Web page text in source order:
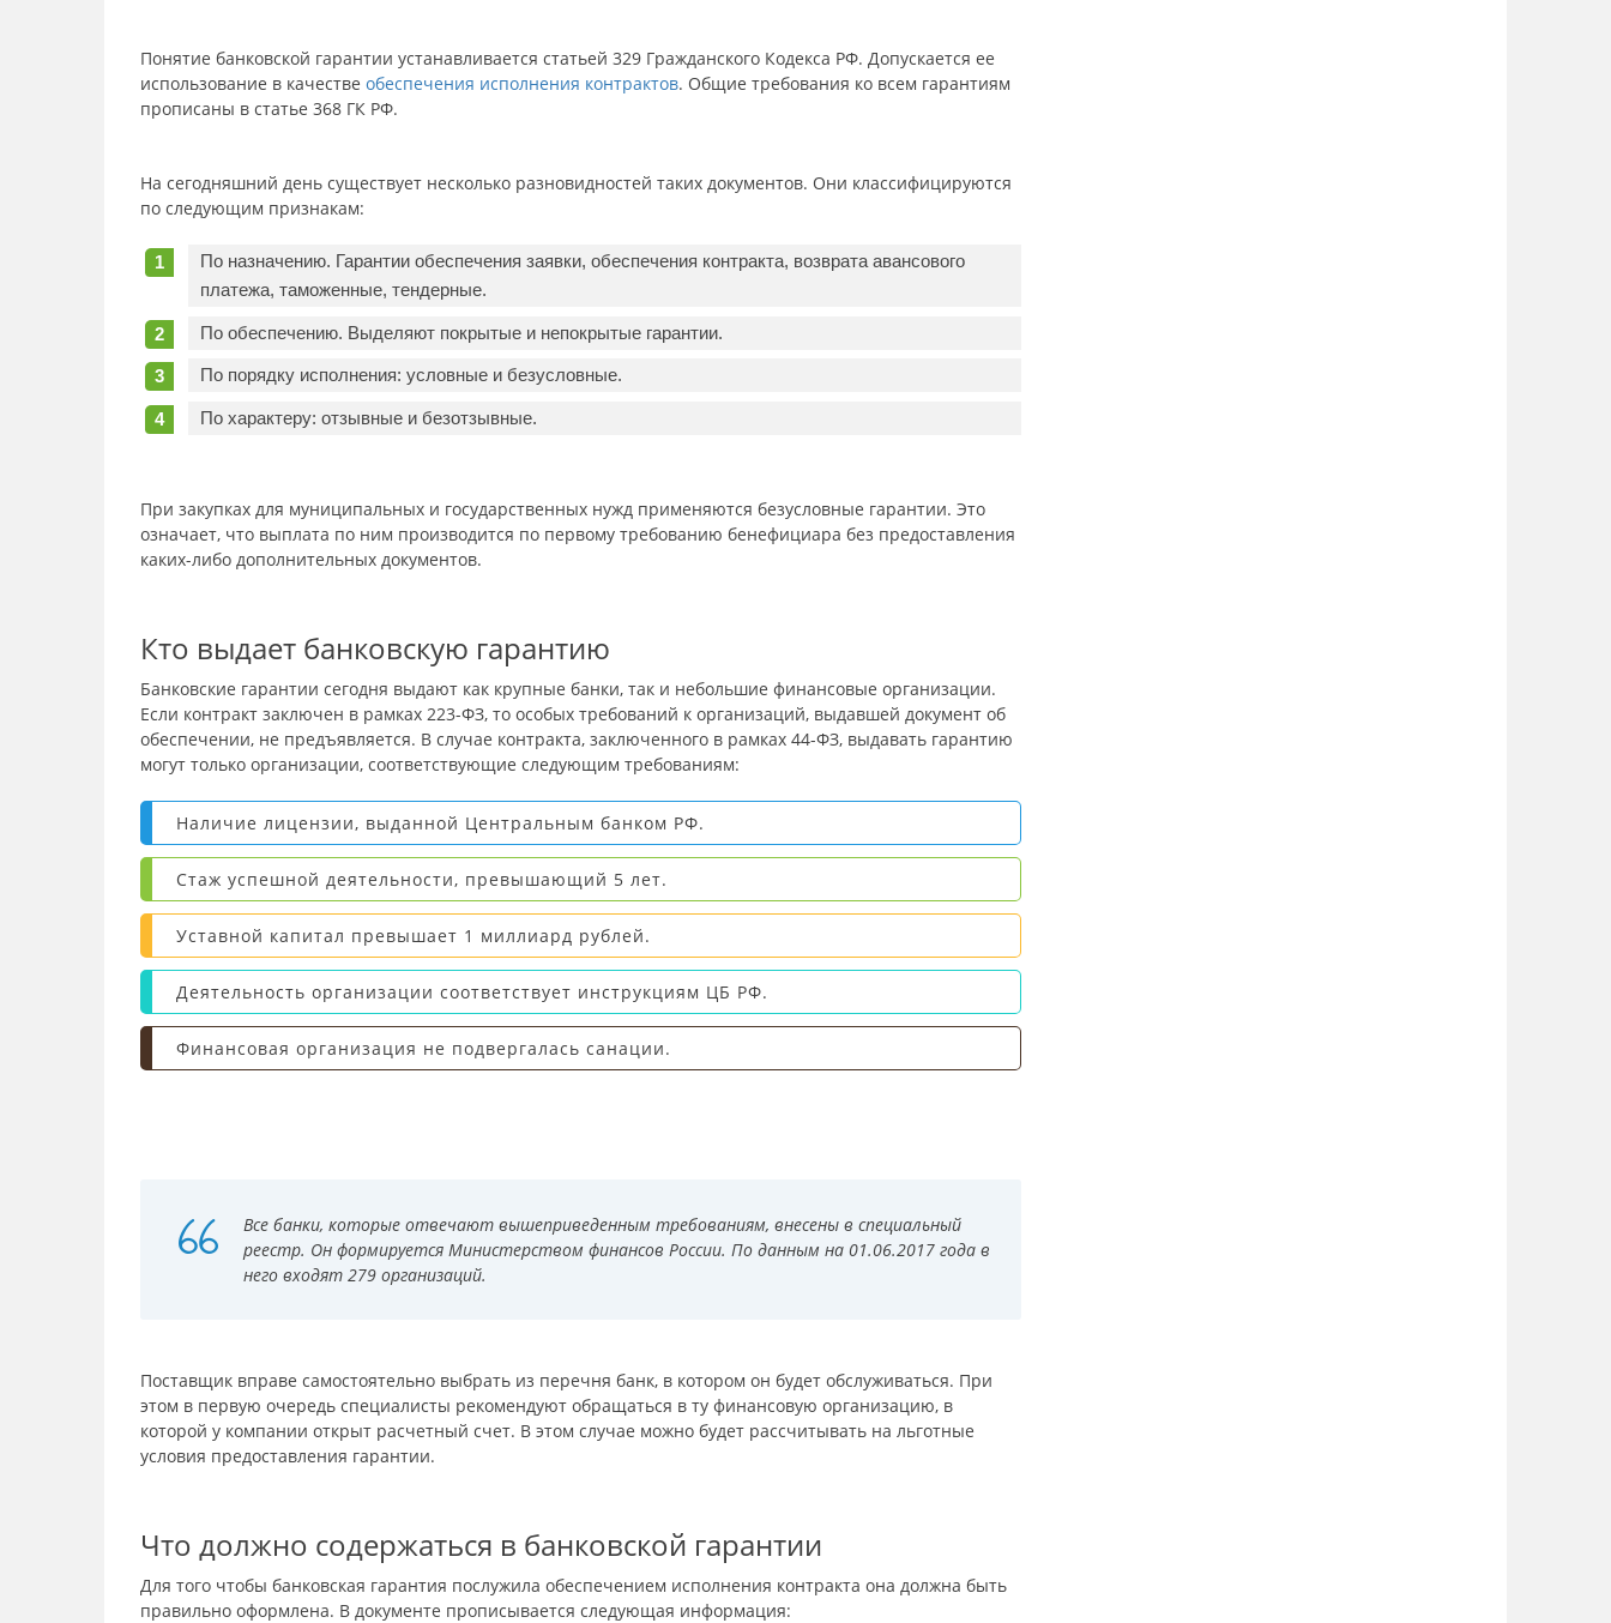
Понятие банковской гарантии устанавливается статьей 329 Гражданского Кодекса РФ. Допускается ее
использование в качестве обеспечения исполнения контрактов. Общие требования ко всем гарантиям
прописаны в статье 368 ГК РФ.
На сегодняшний день существует несколько разновидностей таких документов. Они классифицируются
по следующим признакам:
По назначению. Гарантии обеспечения заявки, обеспечения контракта, возврата авансового
платежа, таможенные, тендерные.
По обеспечению. Выделяют покрытые и непокрытые гарантии.
По порядку исполнения: условные и безусловные.
По характеру: отзывные и безотзывные.
При закупках для муниципальных и государственных нужд применяются безусловные гарантии. Это
означает, что выплата по ним производится по первому требованию бенефициара без предоставления
каких-либо дополнительных документов.
Кто выдает банковскую гарантию
Банковские гарантии сегодня выдают как крупные банки, так и небольшие финансовые организации.
Если контракт заключен в рамках 223-ФЗ, то особых требований к организаций, выдавшей документ об
обеспечении, не предъявляется. В случае контракта, заключенного в рамках 44-ФЗ, выдавать гарантию
могут только организации, соответствующие следующим требованиям:
Наличие лицензии, выданной Центральным банком РФ.
Стаж успешной деятельности, превышающий 5 лет.
Уставной капитал превышает 1 миллиард рублей.
Деятельность организации соответствует инструкциям ЦБ РФ.
Финансовая организация не подвергалась санации.
Все банки, которые отвечают вышеприведенным требованиям, внесены в специальный
реестр. Он формируется Министерством финансов России. По данным на 01.06.2017 года в
него входят 279 организаций.
Поставщик вправе самостоятельно выбрать из перечня банк, в котором он будет обслуживаться. При
этом в первую очередь специалисты рекомендуют обращаться в ту финансовую организацию, в
которой у компании открыт расчетный счет. В этом случае можно будет рассчитывать на льготные
условия предоставления гарантии.
Что должно содержаться в банковской гарантии
Для того чтобы банковская гарантия послужила обеспечением исполнения контракта она должна быть
правильно оформлена. В документе прописывается следующая информация: